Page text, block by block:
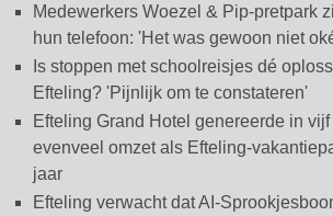
Medewerkers Woezel & Pip-pretpark
hun telefoon: 'Het was gewoon niet
Is stoppen met schoolreisjes dé
Efteling? 'Pijnlijk om te constateren'
Efteling Grand Hotel genereerde in vijf
evenveel omzet als Efteling-
jaar
Efteling verwacht dat AI-